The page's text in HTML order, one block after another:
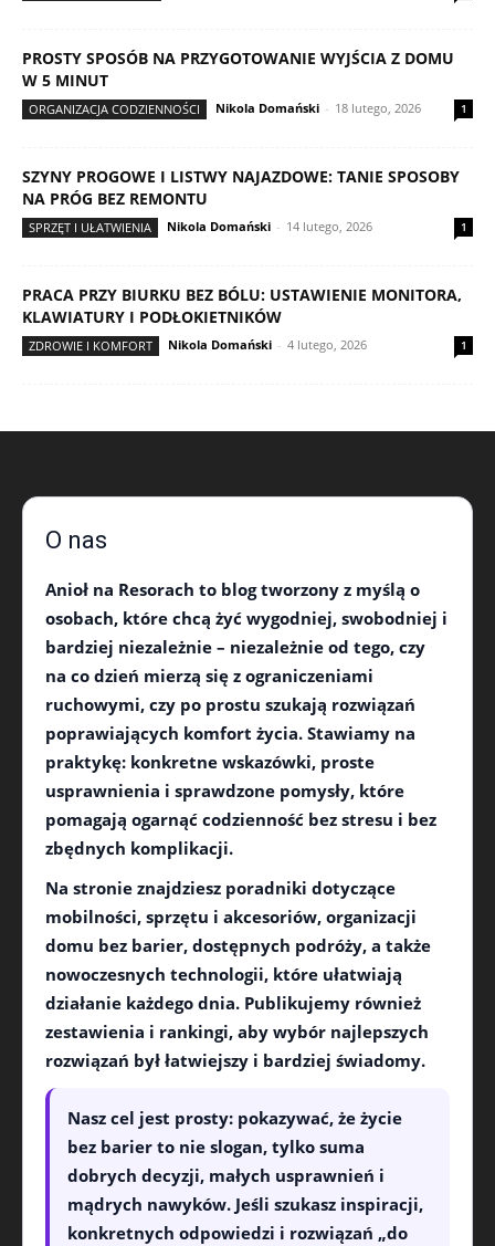
PROSTY SPOSÓB NA PRZYGOTOWANIE WYJŚCIA Z DOMU
W 5 MINUT
ORGANIZACJA CODZIENNOŚCI Nikola Domański - 18 lutego, 2026 1
SZYNY PROGOWE I LISTWY NAJAZDOWE: TANIE SPOSOBY
NA PRÓG BEZ REMONTU
SPRZĘT I UŁATWIENIA Nikola Domański - 14 lutego, 2026 1
PRACA PRZY BIURKU BEZ BÓLU: USTAWIENIE MONITORA,
KLAWIATURY I PODŁOKIETNIKÓW
ZDROWIE I KOMFORT Nikola Domański - 4 lutego, 2026 1
O nas
Anioł na Resorach to blog tworzony z myślą o
osobach, które chcą żyć wygodniej, swobodniej i
bardziej niezależnie – niezależnie od tego, czy
na co dzień mierzą się z ograniczeniami
ruchowymi, czy po prostu szukają rozwiązań
poprawiających komfort życia. Stawiamy na
praktykę: konkretne wskazówki, proste
usprawnienia i sprawdzone pomysły, które
pomagają ogarnąć codzienność bez stresu i bez
zbędnych komplikacji.
Na stronie znajdziesz poradniki dotyczące
mobilności, sprzętu i akcesoriów, organizacji
domu bez barier, dostępnych podróży, a także
nowoczesnych technologii, które ułatwiają
działanie każdego dnia. Publikujemy również
zestawienia i rankingi, aby wybór najlepszych
rozwiązań był łatwiejszy i bardziej świadomy.
Nasz cel jest prosty: pokazywać, że życie
bez barier to nie slogan, tylko suma
dobrych decyzji, małych usprawnień i
mądrych nawyków. Jeśli szukasz inspiracji,
konkretnych odpowiedzi i rozwiązań „do